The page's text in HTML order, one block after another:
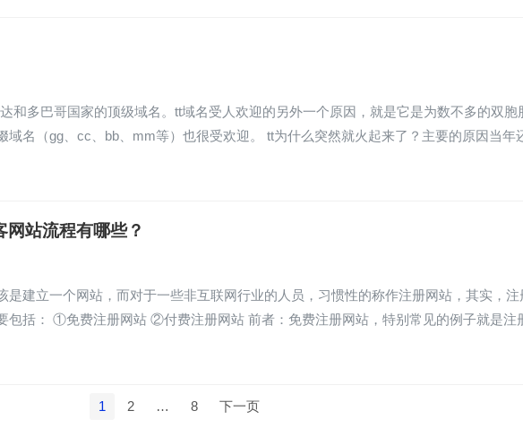
和多巴哥国家的顶级域名。tt域名受人欢迎的另外一个原因，就是它是为数不多的双胞
域名（gg、cc、bb、mm等）也很受欢迎。 tt为什么突然就火起来了？主要的原因当年
站流程有哪些？
是建立一个网站，而对于一些非互联网行业的人员，习惯性的称作注册网站，其实，注
包括： ①免费注册网站 ②付费注册网站 前者：免费注册网站，特别常见的例子就是注
1 2 … 8 下一页